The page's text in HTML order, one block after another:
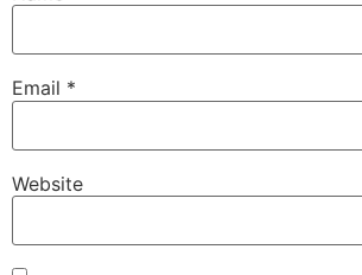
Email *
Website